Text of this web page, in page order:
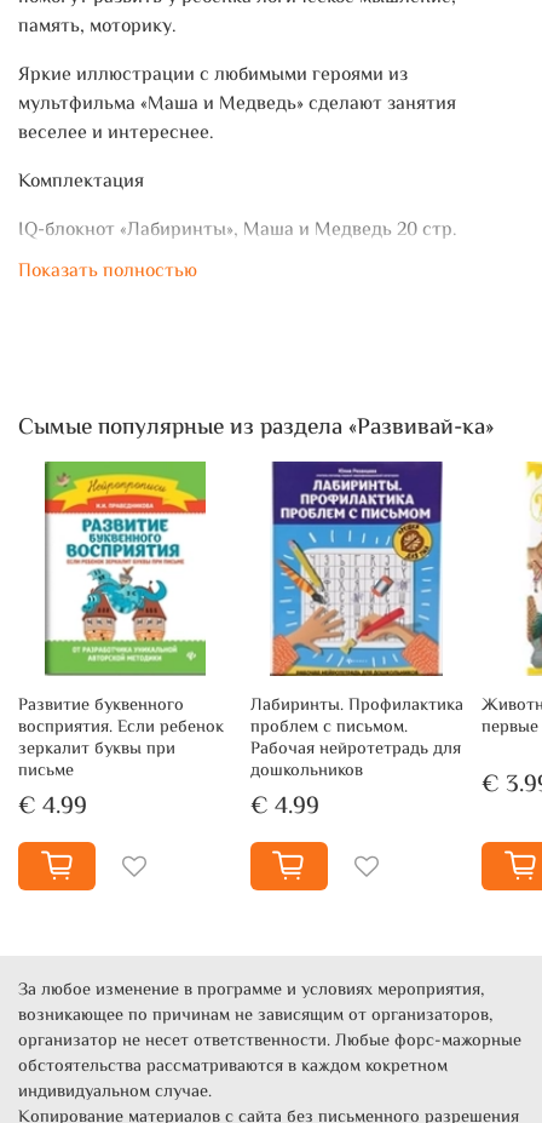
память, моторику.
Яркие иллюстрации с любимыми героями из
мультфильма «Маша и Медведь» сделают занятия
веселее и интереснее.
Комплектация
IQ-блокнот «Лабиринты», Маша и Медведь 20 стр.
IQ-блокнот «Найди и покажи», Маша и Медведь 20 стр.
IQ-блокнот «Головоломки», Маша и Медведь 20 стр.
IQ-блокнот «Буквы», Маша и Медведь 20 стр.
Показать полностью
Сымые популярные из раздела «Развивай-ка»
Развитие буквенного
восприятия. Если ребенок
зеркалит буквы при
письме
€ 4.99
Лабиринты. Профилактика
проблем с письмом.
Рабочая нейротетрадь для
дошкольников
€ 4.99
€
За любое изменение в программе и условиях мероприятия,
возникающее по причинам не зависящим от организаторов,
организатор не несет ответственности. Любые форс-мажорные
обстоятельства рассматриваются в каждом кокретном
индивидуальном случае.
Копирование материалов с сайта без письменного разрешения